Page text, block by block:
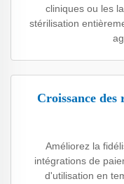
cliniques ou les
stérilisation
Croissance des
Améliorez la
intégrations de
d'utilisation en